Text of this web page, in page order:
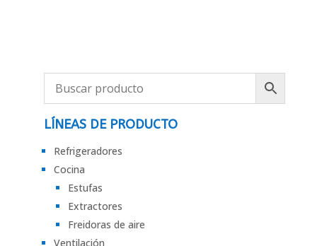
LÍNEAS DE PRODUCTO
Refrigeradores
Cocina
Estufas
Extractores
Freidoras de aire
Ventilación